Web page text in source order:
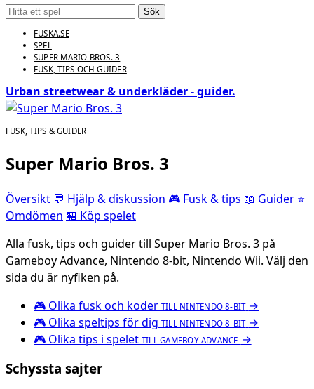
Sök
FUSKA.SE
SPEL
SUPER MARIO BROS. 3
FUSK, TIPS OCH GUIDER
Urban streetwear & underkläder - guider.
FUSK, TIPS & GUIDER
Super Mario Bros. 3
Översikt 💬 Hjälp & diskussion 🎮 Fusk & tips 📖 Guider ⭐
Omdömen 🏪 Köp spelet
Alla fusk, tips och guider till Super Mario Bros. 3 på
Gameboy Advance, Nintendo 8-bit, Nintendo Wii. Välj den
sida du är nyfiken på.
🎮 Olika fusk och koder TILL NINTENDO 8-BIT →
🎮 Olika speltips för dig TILL NINTENDO 8-BIT →
🎮 Olika tips i spelet TILL GAMEBOY ADVANCE →
Schyssta sajter